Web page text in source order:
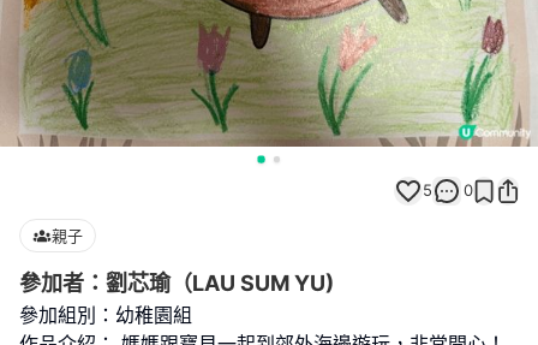
5 0
親子
參加者：劉芯瑜（LAU SUM YU)
參加組別：幼稚園組